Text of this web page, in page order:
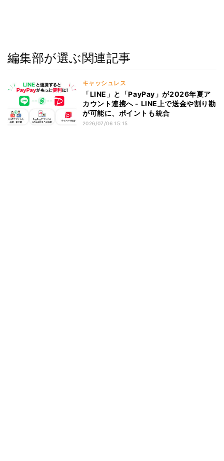
編集部が選ぶ関連記事
キャッシュレス
「LINE」と「PayPay」が2026年夏ア
カウント連携へ - LINE上で送金や割り勘
が可能に、ポイントも統合
2026/07/06 15:15